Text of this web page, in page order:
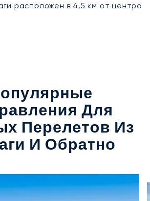
расположен в 4,5 км от центра
Для
Перелетов Из
И Обратно